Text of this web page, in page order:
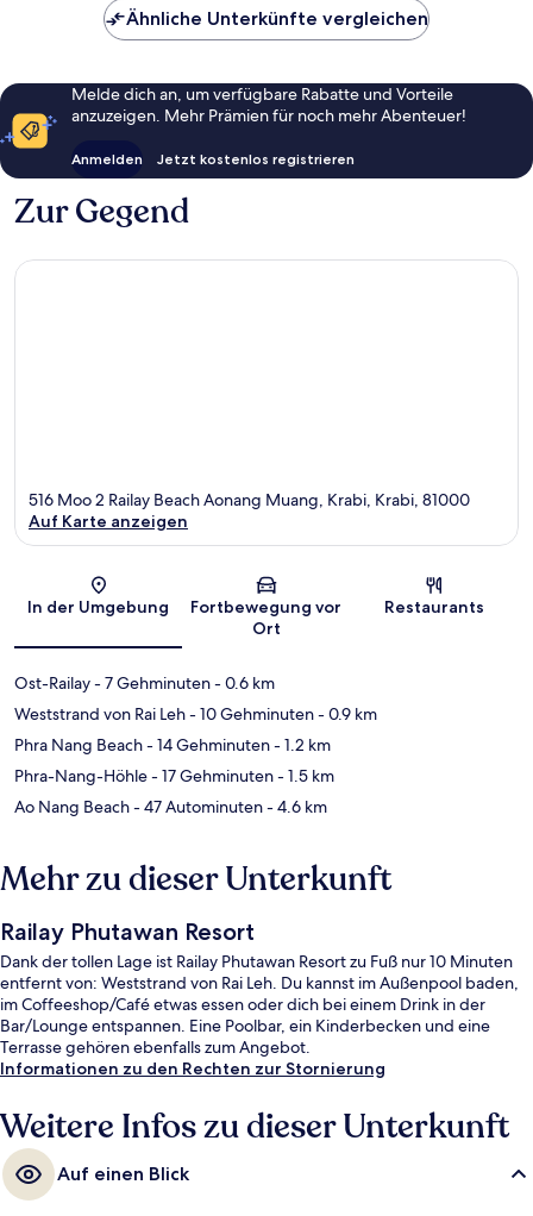
Ähnliche Unterkünfte vergleichen
Melde dich an, um verfügbare Rabatte und Vorteile
anzuzeigen. Mehr Prämien für noch mehr Abenteuer!
Anmelden Jetzt kostenlos registrieren
Zur Gegend
Karte
516 Moo 2 Railay Beach Aonang Muang, Krabi, Krabi, 81000
Auf Karte anzeigen
In der Umgebung
Fortbewegung vor
Ort
Restaurants
Ost-Railay- 7 Gehminuten- 0.6 km
Weststrand von Rai Leh- 10 Gehminuten- 0.9 km
Phra Nang Beach- 14 Gehminuten- 1.2 km
Phra-Nang-Höhle- 17 Gehminuten- 1.5 km
Ao Nang Beach- 47 Autominuten- 4.6 km
Mehr zu dieser Unterkunft
Railay Phutawan Resort
Dank der tollen Lage ist Railay Phutawan Resort zu Fuß nur 10 Minuten
entfernt von: Weststrand von Rai Leh. Du kannst im Außenpool baden,
im Coffeeshop/Café etwas essen oder dich bei einem Drink in der
Bar/Lounge entspannen. Eine Poolbar, ein Kinderbecken und eine
Terrasse gehören ebenfalls zum Angebot.
Informationen zu den Rechten zur Stornierung
Weitere Infos zu dieser Unterkunft
Auf einen Blick